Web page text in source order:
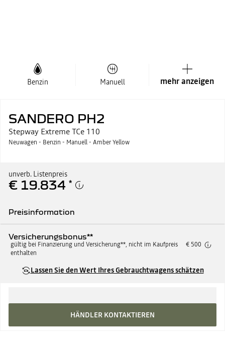
Benzin Manuell mehr anzeigen
SANDERO PH2
Stepway Extreme TCe 110
Neuwagen - Benzin - Manuell - Amber Yellow
unverb. Listenpreis
€ 19.834 *
Preisinformation
Versicherungsbonus**
gültig bei Finanzierung und Versicherung**, nicht im Kaufpreis
enthalten
€ 500
Lassen Sie den Wert Ihres Gebrauchtwagens schätzen
HÄNDLER KONTAKTIEREN